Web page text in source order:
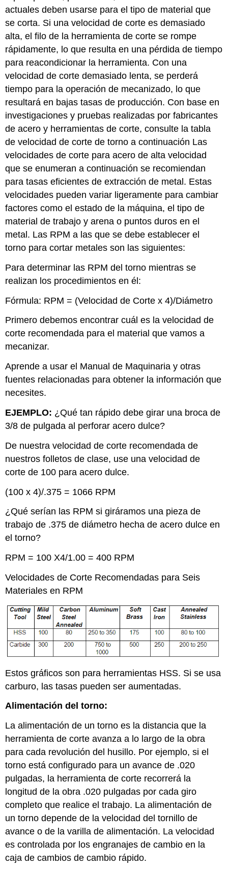
actuales deben usarse para el tipo de material que
se corta. Si una velocidad de corte es demasiado
alta, el filo de la herramienta de corte se rompe
rápidamente, lo que resulta en una pérdida de tiempo
para reacondicionar la herramienta. Con una
velocidad de corte demasiado lenta, se perderá
tiempo para la operación de mecanizado, lo que
resultará en bajas tasas de producción. Con base en
investigaciones y pruebas realizadas por fabricantes
de acero y herramientas de corte, consulte la tabla
de velocidad de corte de torno a continuación Las
velocidades de corte para acero de alta velocidad
que se enumeran a continuación se recomiendan
para tasas eficientes de extracción de metal. Estas
velocidades pueden variar ligeramente para cambiar
factores como el estado de la máquina, el tipo de
material de trabajo y arena o puntos duros en el
metal. Las RPM a las que se debe establecer el
torno para cortar metales son las siguientes:
Para determinar las RPM del torno mientras se
realizan los procedimientos en él:
Fórmula: RPM = (Velocidad de Corte x 4)/Diámetro
Primero debemos encontrar cuál es la velocidad de
corte recomendada para el material que vamos a
mecanizar.
Aprende a usar el Manual de Maquinaria y otras
fuentes relacionadas para obtener la información que
necesites.
EJEMPLO: ¿Qué tan rápido debe girar una broca de
3/8 de pulgada al perforar acero dulce?
De nuestra velocidad de corte recomendada de
nuestros folletos de clase, use una velocidad de
corte de 100 para acero dulce.
(100 x 4)/.375 = 1066 RPM
¿Qué serían las RPM si giráramos una pieza de
trabajo de .375 de diámetro hecha de acero dulce en
el torno?
RPM = 100 X4/1.00 = 400 RPM
Velocidades de Corte Recomendadas para Seis
Materiales en RPM
Estos gráficos son para herramientas HSS. Si se usa
carburo, las tasas pueden ser aumentadas.
Alimentación del torno:
La alimentación de un torno es la distancia que la
herramienta de corte avanza a lo largo de la obra
para cada revolución del husillo. Por ejemplo, si el
torno está configurado para un avance de .020
pulgadas, la herramienta de corte recorrerá la
longitud de la obra .020 pulgadas por cada giro
completo que realice el trabajo. La alimentación de
un torno depende de la velocidad del tornillo de
avance o de la varilla de alimentación. La velocidad
es controlada por los engranajes de cambio en la
caja de cambios de cambio rápido.